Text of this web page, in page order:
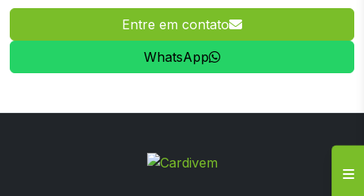
Entre em contato
WhatsApp